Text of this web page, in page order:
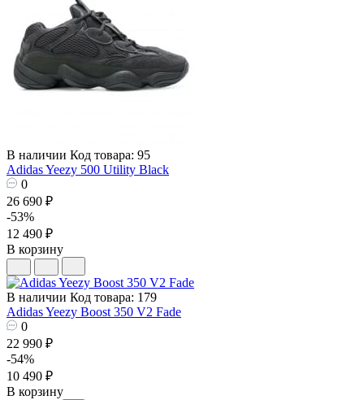
В наличии Код товара: 95
Adidas Yeezy 500 Utility Black
0
26 690 ₽
-53%
12 490 ₽
В корзину
В наличии Код товара: 179
Adidas Yeezy Boost 350 V2 Fade
0
22 990 ₽
-54%
10 490 ₽
В корзину